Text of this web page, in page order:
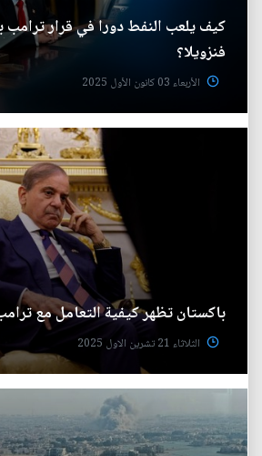
كيف يلعب النفط دورا في قرار
فنزويلا؟
الأربعاء 03 كانون الأول 2025
باكستان تظهر كيفية التعامل مع
الثلاثاء 21 تشرين الاول 2025